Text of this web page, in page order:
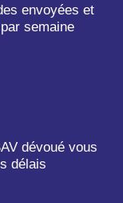
envoyées et
semaine
dévoué vous
délais